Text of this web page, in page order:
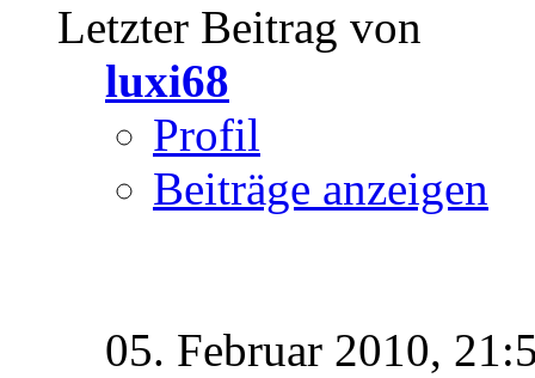
Letzter Beitrag von
luxi68
Profil
Beiträge anzeigen
05. Februar 2010,